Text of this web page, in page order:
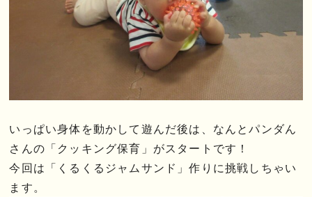
いっぱい身体を動かして遊んだ後は、なんとパンダん
さんの「クッキング保育」がスタートです！
今回は「くるくるジャムサンド」作りに挑戦しちゃい
ます。